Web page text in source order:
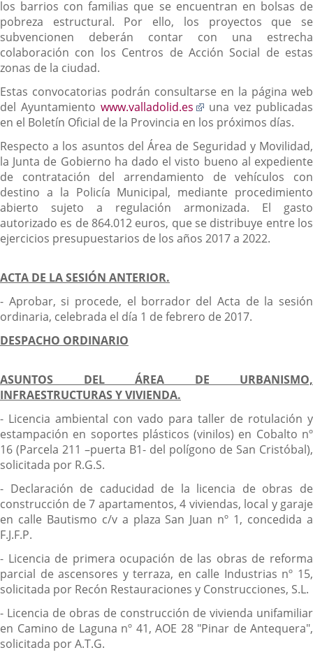
los barrios con familias que se encuentran en bolsas de
pobreza estructural. Por ello, los proyectos que se
subvencionen deberán contar con una estrecha
colaboración con los Centros de Acción Social de estas
zonas de la ciudad.
Estas convocatorias podrán consultarse en la página web
del Ayuntamiento www.valladolid.es
Enlace
a
aplicación
externa.
una vez publicadas
en el Boletín Oficial de la Provincia en los próximos días.
Respecto a los asuntos del Área de Seguridad y Movilidad,
la Junta de Gobierno ha dado el visto bueno al expediente
de contratación del arrendamiento de vehículos con
destino a la Policía Municipal, mediante procedimiento
abierto sujeto a regulación armonizada. El gasto
autorizado es de 864.012 euros, que se distribuye entre los
ejercicios presupuestarios de los años 2017 a 2022.
ACTA DE LA SESIÓN ANTERIOR.
- Aprobar, si procede, el borrador del Acta de la sesión
ordinaria, celebrada el día 1 de febrero de 2017.
DESPACHO ORDINARIO
ASUNTOS DEL ÁREA DE URBANISMO,
INFRAESTRUCTURAS Y VIVIENDA.
- Licencia ambiental con vado para taller de rotulación y
estampación en soportes plásticos (vinilos) en Cobalto nº
16 (Parcela 211 –puerta B1- del polígono de San Cristóbal),
solicitada por R.G.S.
- Declaración de caducidad de la licencia de obras de
construcción de 7 apartamentos, 4 viviendas, local y garaje
en calle Bautismo c/v a plaza San Juan nº 1, concedida a
F.J.F.P.
- Licencia de primera ocupación de las obras de reforma
parcial de ascensores y terraza, en calle Industrias nº 15,
solicitada por Recón Restauraciones y Construcciones, S.L.
- Licencia de obras de construcción de vivienda unifamiliar
en Camino de Laguna nº 41, AOE 28 "Pinar de Antequera",
solicitada por A.T.G.